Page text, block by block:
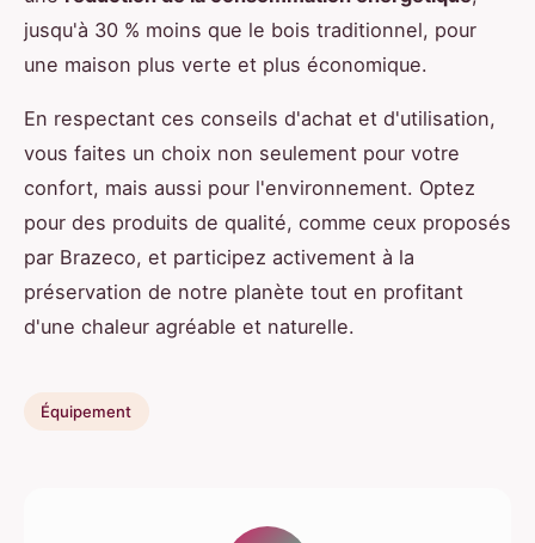
jusqu'à 30 % moins que le bois traditionnel, pour
une maison plus verte et plus économique.
En respectant ces conseils d'achat et d'utilisation,
vous faites un choix non seulement pour votre
confort, mais aussi pour l'environnement. Optez
pour des produits de qualité, comme ceux proposés
par Brazeco, et participez activement à la
préservation de notre planète tout en profitant
d'une chaleur agréable et naturelle.
Équipement